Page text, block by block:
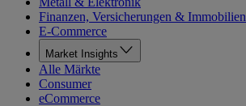
Finanzen, Versicherungen & Immobilien
E-Commerce
Market Insights
Alle Märkte
Consumer
eCommerce